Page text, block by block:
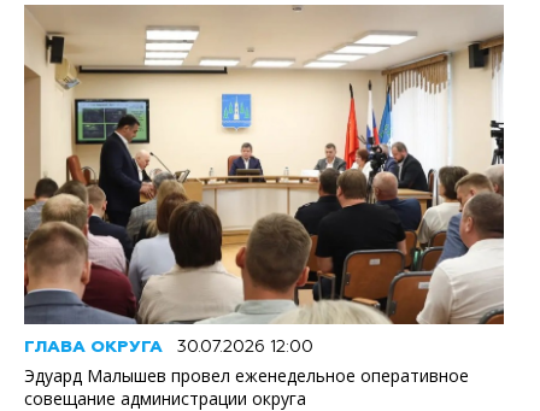
ГЛАВА ОКРУГА 30.07.2026 12:00
Эдуард Малышев провел еженедельное оперативное
совещание администрации округа